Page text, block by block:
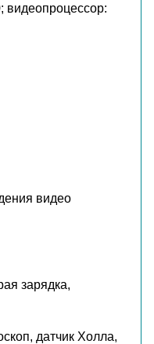
видеопроцессор:
видео
зарядка,
датчик Холла,